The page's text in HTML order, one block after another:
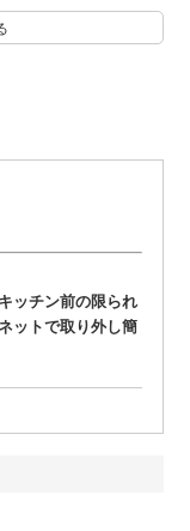
ッチン前の限られ
ットで取り外し簡